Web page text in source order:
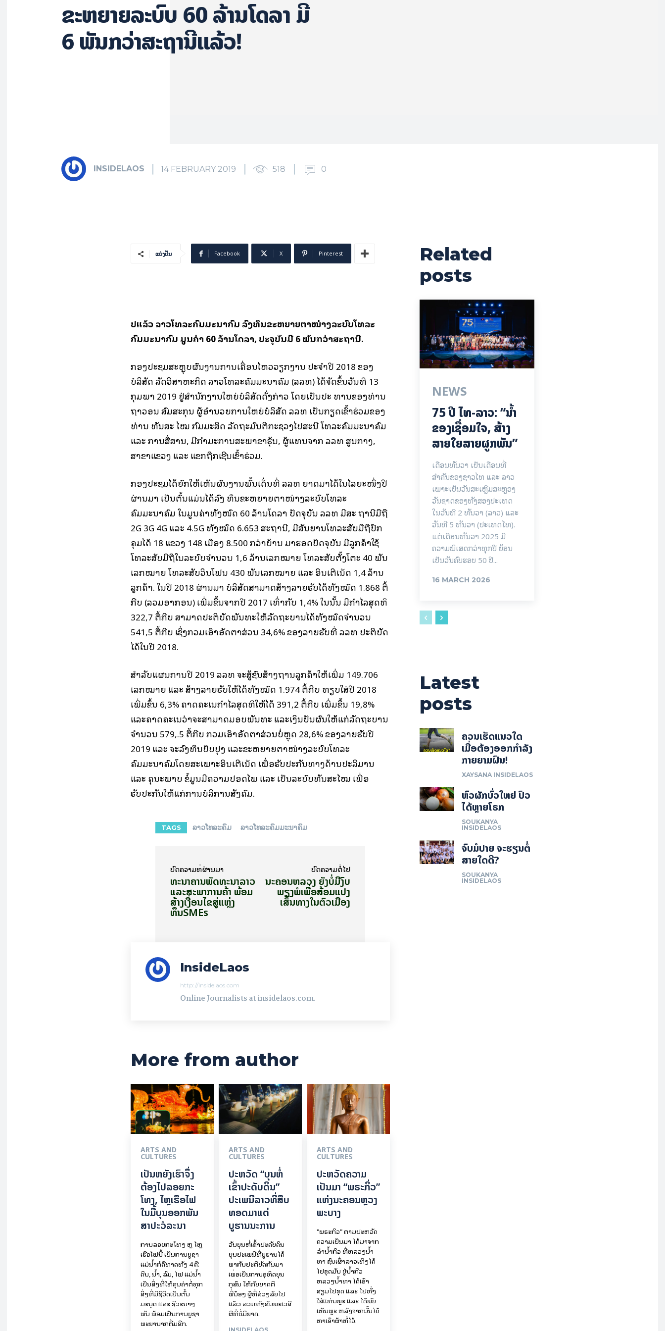
ຂະຫຍາຍ​ລະ​ບົບ 60 ລ້ານ​ໂດ​ລາ ມີ
6 ພັນ​ກວ່າ​ສະ​ຖາ​ນີແລ້ວ!
INSIDELAOS 14 FEBRUARY 2019 518 0
ແບ່ງປັນ Facebook X Pinterest
ປີແລ້ວ ລາວໂທລະຄົມມະນາຄົມ ລົງທຶນຂະຫຍາຍຕາໜ່າງລະບົບໂທລະ
ຄົມມະນາຄົມ ມູນຄ່າ 60 ລ້ານໂດລາ, ປະຈຸບັນມີ 6 ພັນກວ່າສະຖານີ.
ກອງປະຊຸມສະຫຼຸບຜົນງານການເຄື່ອນໄຫວວຽກງານ ປະຈຳປີ 2018 ຂອງ
ບໍລິສັດ ລັດວິສາຫະກິດ ລາວໂທລະຄົມມະນາຄົມ (ລລທ) ໄດ້ຈັດຂຶ້ນວັນທີ 13
ກຸມພາ 2019 ຢູ່ສຳນັກງານໃຫຍ່ບໍລິສັດດັ່ງກ່າວ ໂດຍເປັນປະ ທານຂອງທ່ານ
ຖາວອນ ສົມສະກຸນ ຜູ້ອຳນວຍການໃຫຍ່ບໍລິສັດ ລລທ ເປັນກຽດເຂົ້າຮ່ວມຂອງ
ທ່ານ ທັນສະ ໄໝ ກົມມະສິດ ລັດຖະມົນຕີກະຊວງໄປສະນີ ໂທລະຄົມມະນາຄົມ
ແລະ ການສື່ສານ, ມີກຳມະການສະພາຂາຮຸ້ນ, ຜູ້ແທນຈາກ ລລທ ສູນກາງ,
ສາຂາແຂວງ ແລະ ແຂກຖືກເຊີນເຂົ້າຮ່ວມ.
ກອງປະຊຸມໄດ້ຍົກໃຫ້ເຫັນຜົນງານພົ້ນເດັ່ນທີ່ ລລທ ຍາດມາໄດ້ໃນໄລຍະໜຶ່ງປີ
ຜ່ານມາ ເປັນຕົ້ນແມ່ນໄດ້ລົງ ທຶນຂະຫຍາຍຕາໜ່າງລະບົບໂທລະ
ຄົມມະນາຄົມ ໃນມູນຄ່າທັງໜົດ 60 ລ້ານໂດລາ ປັດຈຸບັນ ລລທ ມີສະ ຖານີມືຖື
2G 3G 4G ແລະ 4.5G ທັງໝົດ 6.653 ສະຖານີ, ມີສັນຍານໂທລະສັບມືຖືປົກ
ຄຸມໄດ້ 18 ແຂວງ 148 ເມືອງ 8.500 ກວ່າບ້ານ ມາຮອດປັດຈຸບັນ ມີລູກຄ້າໃຊ້
ໂທລະສັບມືຖືໃນລະບົບຈຳນວນ 1,6 ລ້ານເລກໝາຍ ໂທລະສັບຕັ້ງໂຕະ 40 ພັນ
ເລກໝາຍ ໂທລະສັບວິນໂຟນ 430 ພັນເລກໝາຍ ແລະ ອິນເຕີເນັດ 1,4 ລ້ານ
ລູກຄ້າ. ໃນປີ 2018 ຜ່ານມາ ບໍລິສັດສາມາດສ້າງລາຍຮັບໄດ້ທັງໝົດ 1.868 ຕື້
ກີບ (ລວມອາກອນ) ເພີ່ມຂຶ້ນຈາກປີ 2017 ເທົ່າກັບ 1,4% ໃນນັ້ນ ມີກຳໄລສຸດທິ
322,7 ຕື້ກີບ ສາມາດປະຕິບັດພັນທະໃຫ້ລັດຖະບານໄດ້ທັງໝົດຈຳນວນ
541,5 ຕື້ກີບ ເຊິ່ງກວມເອົາອັດຕາສ່ວນ 34,6% ຂອງລາຍຮັບທີ່ ລລທ ປະຕິບັດ
ໄດ້ໃນປີ 2018.
ສຳລັບແຜນການປີ 2019 ລລທ ຈະສູ້ຊົນສ້າງຖານລູກຄ້າໃຫ້ເພີ່ມ 149.706
ເລກໝາຍ ແລະ ສ້າງລາຍຮັບໃຫ້ໄດ້ທັງໝົດ 1.974 ຕື້ກີບ ທຽບໃສ່ປີ 2018
ເພີ່ມຂຶ້ນ 6,3% ຄາດຄະເນກຳໄລສຸດທິໃຫ້ໄດ້ 391,2 ຕື້ກີບ ເພີ່ມຂຶ້ນ 19,8%
ແລະຄາດຄະເນວ່າຈະສາມາດມອບພັນທະ ແລະເງິນປັນຜົນໃຫ້ແກ່ລັດຖະບານ
ຈຳນວນ 579,.5 ຕື້ກີບ ກວມເອົາອັດຕາສ່ວນບໍ່ຫຼຸດ 28,6% ຂອງລາຍຮັບປີ
2019 ແລະ ຈະລົງທຶນປັບປຸງ ແລະຂະຫຍາຍຕາໜ່າງລະບົບໂທລະ
ຄົມມະນາຄົມໂດຍສະເພາະອິນເຕີເນັດ ເພື່ອຮັບປະກັນທາງດ້ານປະລິມານ
ແລະ ຄຸນະພາບ ຂໍ້ມູນມີຄວາມປອດໄພ ແລະ ເປັນລະບົບທັນສະໄໝ ເພື່ອ
ຮັບປະກັນໃຫ້ແກ່ການບໍລິການສັງຄົມ.
TAGS ລາວໂທລະຄົມ ລາວໂທລະຄົມມະນາຄົມ
ບົດ​ຄວາມ​ທີ່​ຜ່ານ​ມາ
ທະນາຄານພັດທະນາລາວ
ແລະສະພາການຄ້າ ພ້ອມ
ສ້າງເງື່ອນໄຂສູ່ແຫຼ່ງ
ທຶນSMEs
ບົດ​ຄວາມ​ຕໍ່​ໄປ
ນະຄອນຫລວງ ຍັງບໍ່ມີງົບ
ພຽງພໍເພື່ອສ້ອມແປງ​
ເສັ້ນ​ທາງ​ໃນ​ຕົວ​ເມືອງ
InsideLaos
http://insidelaos.com
Online Journalists at insidelaos.com.
More from author
ARTS AND
CULTURES
ເປັນ​ຫຍັງ​ເຮົາ​ຈຶ່ງ​
ຕ້ອງ​ໄປລອຍ​ກະ​
ໂທງ, ໄຫຼ​ເຮືອ​ໄຟ
ໃນ​ມື້​​ບຸນ​ອອກ​ພັນ​
ສາ​ປະ​ວໍ​ລະ​ນາ
ການລອຍ​ກະ​ໂທງ ຫຼື ໄຫຼ
ເຮືອໄຟນີ້ ເປັນການບູຊາ
ແມ່ນໍ້າກໍຄືທາດທັງ 4 ຄື:
ດິນ, ນໍ້າ, ລົມ, ໄຟ ແມ່ນໍ້າ
ເປັນສິ່ງທີ່ໃຫ້ຄຸນຄ່າຕໍ່ທຸກ
ສິ່ງທີ່ມີຊີວິດເປັນຕົ້ນ
ມະນຸດ ແລະ ຊີວະນາໆ
ພັນ ພ້ອມເປັນການບູຊາ
ພະຍານາກຕື່ມອີກ.
ARTS AND
CULTURES
ປະຫວັດ “ບຸນຫໍ່
ເຂົ້າປະດັບດິນ”
ປະເພນີລາວທີ່ສືບ
ທອດມາແຕ່
ບູຮານນະການ
ວັນບຸນຫໍ່ເຂົ້າປະດັບດິນ
ບຸນປະເພນີທີ່ບູຮານໄດ້
ພາກັນປະຕິບັດກັນມາ
ເພື່ອເປັນການອຸທິດບຸນ
ກຸສົນ ໃຫ້ກັບຍາດຕິ
ພີ່ນ້ອງ ຜູ້ທີ່ລ່ວງລັບໄປ
ແລ້ວ ລວມທັງສັມພະເວສີ
ຜີທີ່ບໍ່ມີຍາດ.
ARTS AND
CULTURES
ປະຫວັດຄວາມ
ເປັນມາ “ພຣະກິ່ວ”
ແຫ່ງນະຄອນຫຼວງ
ພະບາງ
"ພຣະກິວ" ຕາມປະຫວັດ
ຄວາມເປັນມາ ໄດ້ມາຈາກ
ລຳນ້ຳກິວ ທີ່ຫລວງນ້ຳ
ທາ ຊົນເຜົ່າລາວເທິງໄດ້
ໄປຂຸດມັນ ຢູ່ນ້ຳກິວ
ຫລວງນ້ຳທາ ໄດ້ເອົາ
ສຽມໄປຂຸດ ແລະ ໄປທັ່ງ
ໃສ່ແທ່ນພຼະ ແລະ ໄດ້ພົບ
ເຫັນພຼະ ຫລັງຈາກນັ້ນໄດ້
ຫາເອົາຜ້າຫໍ່ໄວ້.
Related
posts
NEWS
75 ປີ ​ໄທ-ລາວ: “​ນ້ຳ​
ຂອງ​ເຊື່ອມ​​ໃຈ, ສ້າງ
ສາຍໃຍ​ສາຍຜູກພັນ”
ເດືອນທັນວາ ເປັນເດືອນທີ່
ສຳຄັນຂອງຊາວໄທ ແລະ ລາວ
ເພາະເປັນວັນສະເຫຼີມສະຫຼອງ
ວັນຊາດຂອງທັງສອງປະເທດ
ໃນວັນທີ 2 ທັນວາ (ລາວ) ແລະ
ວັນທີ 5 ທັນວາ (ປະເທດໄທ).
ແຕ່ເດືອນທັນວາ 2025 ມີ
ຄວາມພິເສດກວ່າທຸກປີ ຍ້ອນ
ເປັນວັນຄົບຮອບ 50 ປີ...
16 MARCH 2026
Latest
posts
ຄວນເຮັດແນວໃດ
ເມື່ອຕ້ອງອອກກຳລັງ
ກາຍຍາມຝົນ!
XAYSANA INSIDELAOS
ຫົວຜັກບົ່ວໃຫຍ່ ປົວ
ໄດ້ຫຼາຍໂຣກ
SOUKANYA
INSIDELAOS
ຈົບມໍປາຍ ຈະຮຽນຕໍ່
ສາຍໃດດີ?
SOUKANYA
INSIDELAOS